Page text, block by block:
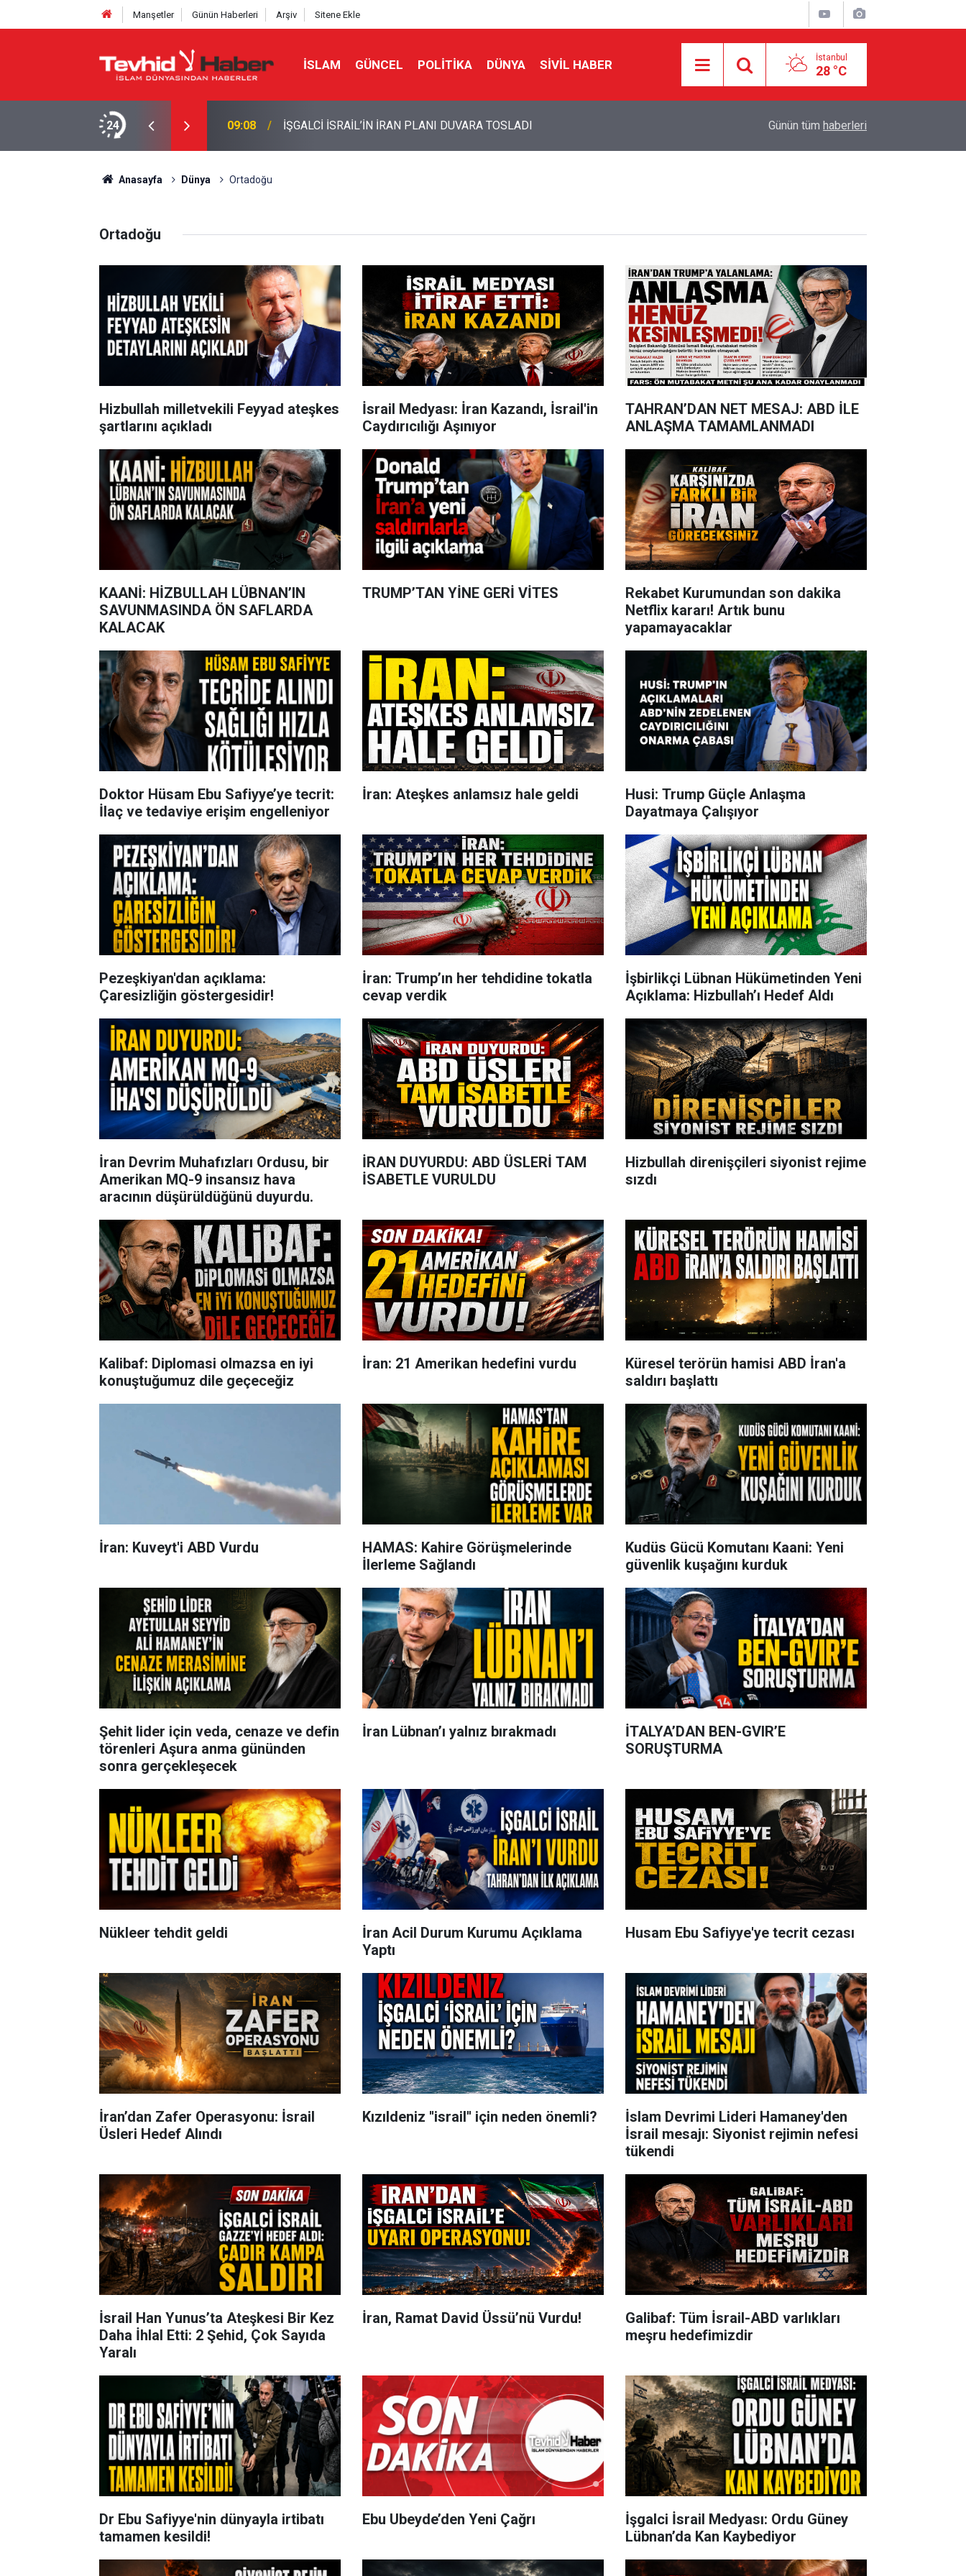
Manşetler Günün Haberleri Arşiv Sitene Ekle
İSLAM GÜNCEL POLITIKA DÜNYA SIVIL HABER İstanbul
28 °C
24
HÜRMÜZ YASAĞI 09:08 İŞGALCİ İSRAİL’İN İRAN PLANI DUVARA TOSLADI Makale: Muhasara İçindeki Topraklarda Aşk.
Günün tüm haberleri
Anasayfa Dünya Ortadoğu
Ortadoğu
Hizbullah milletvekili Feyyad ateşkes
şartlarını açıkladı
İsrail Medyası: İran Kazandı, İsrail'in
Caydırıcılığı Aşınıyor
TAHRAN’DAN NET MESAJ: ABD İLE
ANLAŞMA TAMAMLANMADI
KAANİ: HİZBULLAH LÜBNAN’IN
SAVUNMASINDA ÖN SAFLARDA
KALACAK
TRUMP’TAN YİNE GERİ VİTES
Rekabet Kurumundan son dakika
Netflix kararı! Artık bunu
yapamayacaklar
Doktor Hüsam Ebu Safiyye’ye tecrit:
İlaç ve tedaviye erişim engelleniyor
İran: Ateşkes anlamsız hale geldi
Husi: Trump Güçle Anlaşma
Dayatmaya Çalışıyor
Pezeşkiyan'dan açıklama:
Çaresizliğin göstergesidir!
İran: Trump’ın her tehdidine tokatla
cevap verdik
İşbirlikçi Lübnan Hükümetinden Yeni
Açıklama: Hizbullah’ı Hedef Aldı
İran Devrim Muhafızları Ordusu, bir
Amerikan MQ-9 insansız hava
aracının düşürüldüğünü duyurdu.
İRAN DUYURDU: ABD ÜSLERİ TAM
İSABETLE VURULDU
Hizbullah direnişçileri siyonist rejime
sızdı
Kalibaf: Diplomasi olmazsa en iyi
konuştuğumuz dile geçeceğiz
İran: 21 Amerikan hedefini vurdu
Küresel terörün hamisi ABD İran'a
saldırı başlattı
İran: Kuveyt'i ABD Vurdu
HAMAS: Kahire Görüşmelerinde
İlerleme Sağlandı
Kudüs Gücü Komutanı Kaani: Yeni
güvenlik kuşağını kurduk
Şehit lider için veda, cenaze ve defin
törenleri Aşura anma gününden
sonra gerçekleşecek
İran Lübnan’ı yalnız bırakmadı
İTALYA’DAN BEN-GVIR’E
SORUŞTURMA
Nükleer tehdit geldi
İran Acil Durum Kurumu Açıklama
Yaptı
Husam Ebu Safiyye'ye tecrit cezası
İran’dan Zafer Operasyonu: İsrail
Üsleri Hedef Alındı
Kızıldeniz ''israil'' için neden önemli?
İslam Devrimi Lideri Hamaney'den
İsrail mesajı: Siyonist rejimin nefesi
tükendi
İsrail Han Yunus’ta Ateşkesi Bir Kez
Daha İhlal Etti: 2 Şehid, Çok Sayıda
Yaralı
İran, Ramat David Üssü’nü Vurdu!
Galibaf: Tüm İsrail-ABD varlıkları
meşru hedefimizdir
Dr Ebu Safiyye'nin dünyayla irtibatı
tamamen kesildi!
Ebu Ubeyde’den Yeni Çağrı
İşgalci İsrail Medyası: Ordu Güney
Lübnan’da Kan Kaybediyor